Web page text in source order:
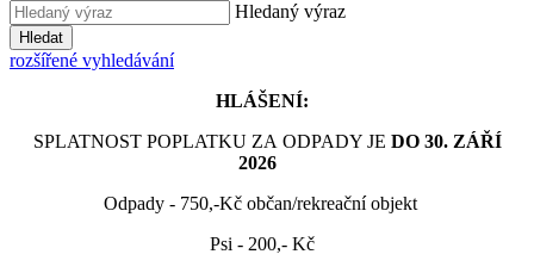
Hledaný výraz
Hledat
rozšířené vyhledávání
HLÁŠENÍ:
SPLATNOST POPLATKU ZA ODPADY JE DO 30. ZÁŘÍ
2026
Odpady - 750,-Kč občan/rekreační objekt
Psi - 200,- Kč